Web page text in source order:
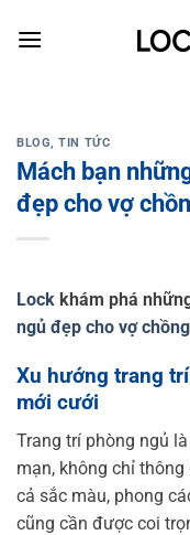
BLOG,TIN TỨC
Mách bạn
đẹp cho vợ
Lock khám phá
ngủ đẹp cho vợ chồng
Xu hướng trang
mới cưới
Trang trí phòng ngủ
mạn, không chỉ
cả sắc màu, phong
cũng cần được coi